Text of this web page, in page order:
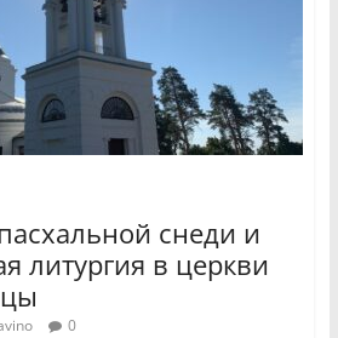
снеди и
литургия в церкви
0